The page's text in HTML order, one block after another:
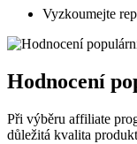
Vyzkoumejte
Hodnocení
Při výběru affiliate
důležitá kvalita